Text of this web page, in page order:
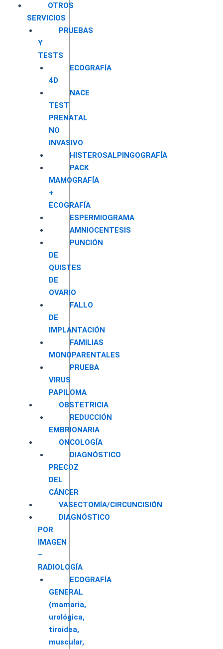
OTROS
SERVICIOS
PRUEBAS
Y
TESTS
ECOGRAFÍA
4D
NACE
TEST
PRENATAL
NO
INVASIVO
HISTEROSALPINGOGRAFÍA
PACK
MAMOGRAFÍA
+
ECOGRAFÍA
ESPERMIOGRAMA
AMNIOCENTESIS
PUNCIÓN
DE
QUISTES
DE
OVARIO
FALLO
DE
IMPLANTACIÓN
FAMILIAS
MONOPARENTALES
PRUEBA
VIRUS
PAPILOMA
OBSTETRICIA
REDUCCIÓN
EMBRIONARIA
ONCOLOGÍA
DIAGNÓSTICO
PRECOZ
DEL
CÁNCER
VASECTOMÍA/CIRCUNCISIÓN
DIAGNÓSTICO
POR
IMAGEN
–
RADIOLOGÍA
ECOGRAFÍA
GENERAL
(mamaria,
urológica,
tiroidea,
muscular,